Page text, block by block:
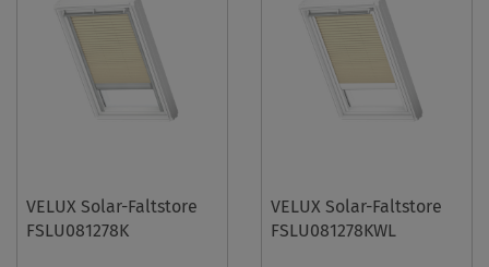
VELUX Solar-Faltstore
FSLU081278K
VELUX Solar-Faltstore
FSLU081278KWL